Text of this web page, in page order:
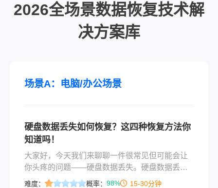
2026全场景数据恢复技术解
决方案库
场景A：电脑/办公场景
硬盘数据丢失如何恢复？这四种恢复方法你
知道吗！
大家好，今天我们来聊聊一件很常见但可能会让
你头疼的问题——硬盘数据丢失。硬盘数据丢失
如何恢复？当硬盘中的数据意外丢失或被删除
难度： 概率： 98% 15-30分钟